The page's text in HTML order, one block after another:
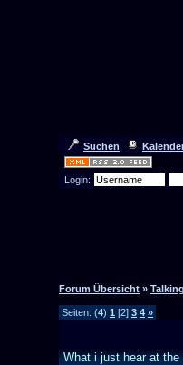
Suchen
Login:
Forum Übersicht »
Seiten: (4) 1 [2] 3 4 »
What i just hear at the